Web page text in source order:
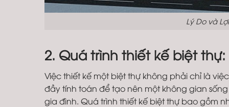
Lý Do và
2. Quá trình thiết kế biệt
Việc thiết kế một biệt thự không phải chỉ là
đầy tính toán để tạo nên một không gian
gia đình. Quá trình thiết kế biệt thự bao gồm